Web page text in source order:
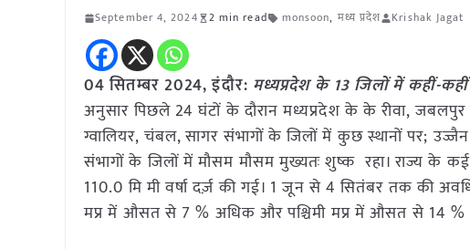
September 4, 2024 2 min read monsoon, मध्य प्रदेश Krishak Jagat
04 सितम्बर 2024, इंदौर: मध्यप्रदेश के 13 जिलों में कहीं-कहीं
अनुसार पिछले 24 घंटों के दौरान मध्यप्रदेश के के रीवा,
ग्वालियर, चंबल, सागर संभागों के जिलों में कुछ स्थानों पर;
संभागों के जिलों में मौसम मौसम मुख्यतः शुष्क रहा। राज्य के
110.0 मि मी वर्षा दर्ज़ की गई। 1 जून से 4 सितंबर तक की
मप्र में औसत से 7 % अधिक और पश्चिमी मप्र में औसत से 14 %